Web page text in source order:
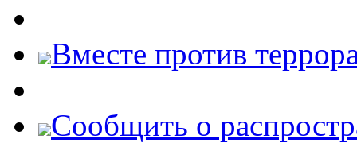
Вместе против
Cообщить о